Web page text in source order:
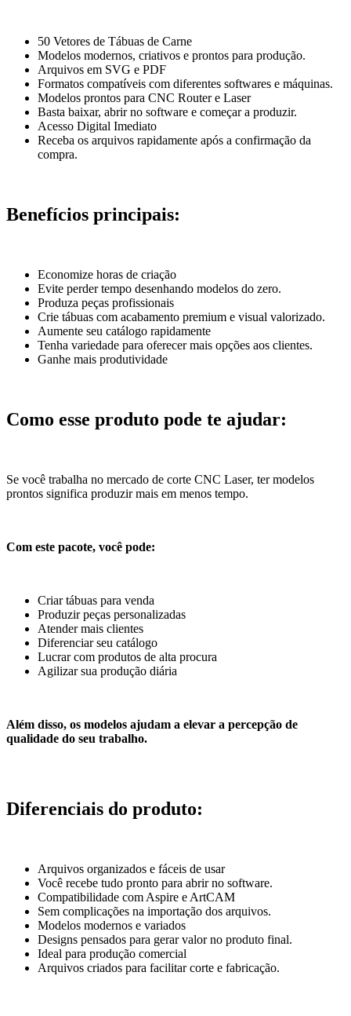
50 Vetores de Tábuas de Carne
Modelos modernos, criativos e prontos para produção.
Arquivos em SVG e PDF
Formatos compatíveis com diferentes softwares e máquinas.
Modelos prontos para CNC Router e Laser
Basta baixar, abrir no software e começar a produzir.
Acesso Digital Imediato
Receba os arquivos rapidamente após a confirmação da
compra.
Benefícios principais:
Economize horas de criação
Evite perder tempo desenhando modelos do zero.
Produza peças profissionais
Crie tábuas com acabamento premium e visual valorizado.
Aumente seu catálogo rapidamente
Tenha variedade para oferecer mais opções aos clientes.
Ganhe mais produtividade
Como esse produto pode te ajudar:
Se você trabalha no mercado de corte CNC Laser, ter modelos
prontos significa produzir mais em menos tempo.
Com este pacote, você pode:
Criar tábuas para venda
Produzir peças personalizadas
Atender mais clientes
Diferenciar seu catálogo
Lucrar com produtos de alta procura
Agilizar sua produção diária
Além disso, os modelos ajudam a elevar a percepção de
qualidade do seu trabalho.
Diferenciais do produto:
Arquivos organizados e fáceis de usar
Você recebe tudo pronto para abrir no software.
Compatibilidade com Aspire e ArtCAM
Sem complicações na importação dos arquivos.
Modelos modernos e variados
Designs pensados para gerar valor no produto final.
Ideal para produção comercial
Arquivos criados para facilitar corte e fabricação.